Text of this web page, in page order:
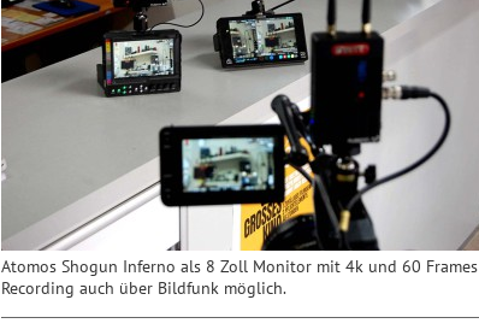
Atomos Shogun Inferno als 8 Zoll Monitor mit 4k und 60 Frames
Recording auch über Bildfunk möglich.